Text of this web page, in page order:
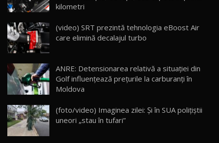
16
AutoBlogMD
13:10
17 20:06
30:08
kilometri
(video) SRT prezintă tehnologia eBoost Air
care elimină decalajul turbo
ANRE: Detensionarea relativă a situației din
Golf influențează prețurile la carburanți în
Moldova
(foto/video) Imaginea zilei: Și în SUA polițiștii
uneori „stau în tufari”